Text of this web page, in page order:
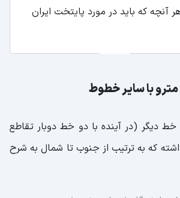
آنچه که باید در مورد پایتخت ایران
خط شش مترو با 5 خط دیگر (در آینده با دو خط دوبار تقاطع
که به ترتیب از جنوب تا شمال به شرح